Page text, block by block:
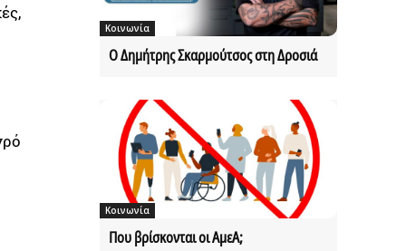
Κοινωνία
Ο Δημήτρης Σκαρμούτσος στη Δροσιά
Κοινωνία
Που βρίσκονται οι ΑμεΑ;